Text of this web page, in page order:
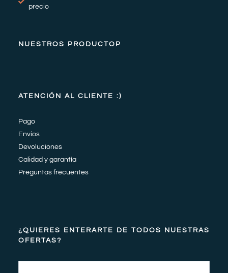
precio
NUESTROS PRODUCTOP
ATENCIÓN AL CLIENTE :)
Pago
Envíos
Devoluciones
Calidad y garantía
Preguntas frecuentes
¿QUIERES ENTERARTE DE TODOS NUESTRAS
OFERTAS?